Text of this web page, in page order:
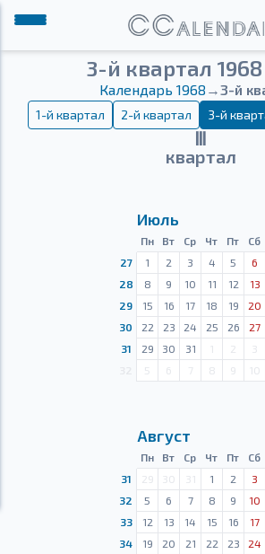
3-й квартал
Календарь 1968 →3-й
1-й квартал 2-й квартал 3-й
Ⅲ
квартал
Июль
Пн Вт Ср Чт Пт Сб
27
1 2 3 4 5 6
28
8 9 10 11 12 13
29
15 16 17 18 19 20
30
22 23 24 25 26 27
31
29 30 31 1 2 3
5 6 7 8 9 10
Август
Пн Вт Ср Чт Пт Сб
31
29 30 31 1 2 3
32
5 6 7 8 9 10
33
12 13 14 15 16 17
34
19 20 21 22 23 24